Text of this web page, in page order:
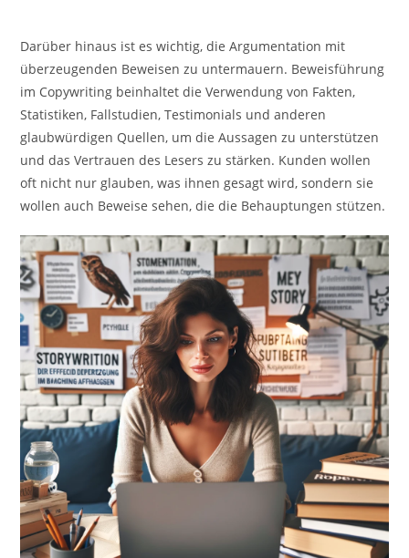
Darüber hinaus ist es wichtig, die Argumentation mit
überzeugenden Beweisen zu untermauern. Beweisführung
im Copywriting beinhaltet die Verwendung von Fakten,
Statistiken, Fallstudien, Testimonials und anderen
glaubwürdigen Quellen, um die Aussagen zu unterstützen
und das Vertrauen des Lesers zu stärken. Kunden wollen
oft nicht nur glauben, was ihnen gesagt wird, sondern sie
wollen auch Beweise sehen, die die Behauptungen stützen.